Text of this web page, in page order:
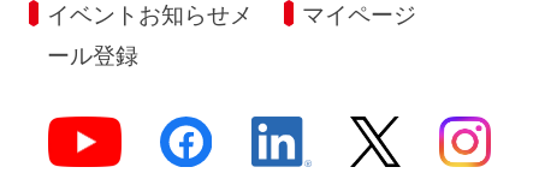
イベントお知らせメ
ール登録
マイページ